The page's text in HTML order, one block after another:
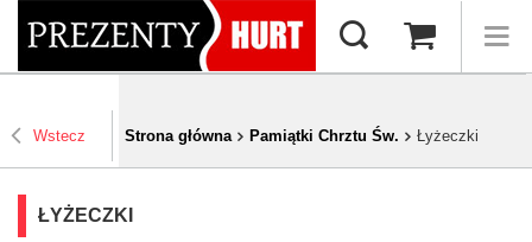
Wstecz Strona główna Pamiątki Chrztu Św. Łyżeczki
ŁYŻECZKI